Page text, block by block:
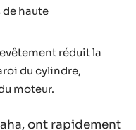
haute
réduit la
du cylindre,
moteur.
ont rapidement